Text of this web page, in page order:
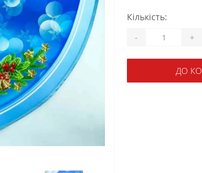
Кількість:
- +
ДО